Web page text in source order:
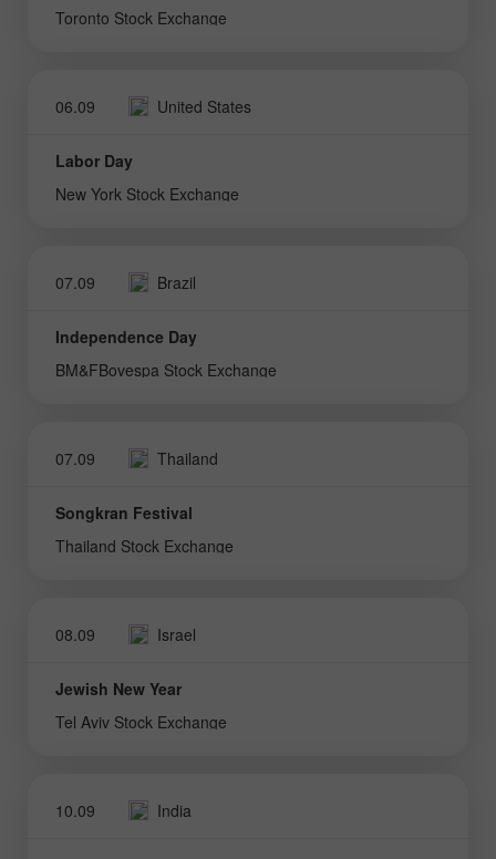
Toronto Stock Exchange
06.09 United States
Labor Day
New York Stock Exchange
07.09 Brazil
Independence Day
BM&FBovespa Stock Exchange
07.09 Thailand
Songkran Festival
Thailand Stock Exchange
08.09 Israel
Jewish New Year
Tel Aviv Stock Exchange
10.09 India